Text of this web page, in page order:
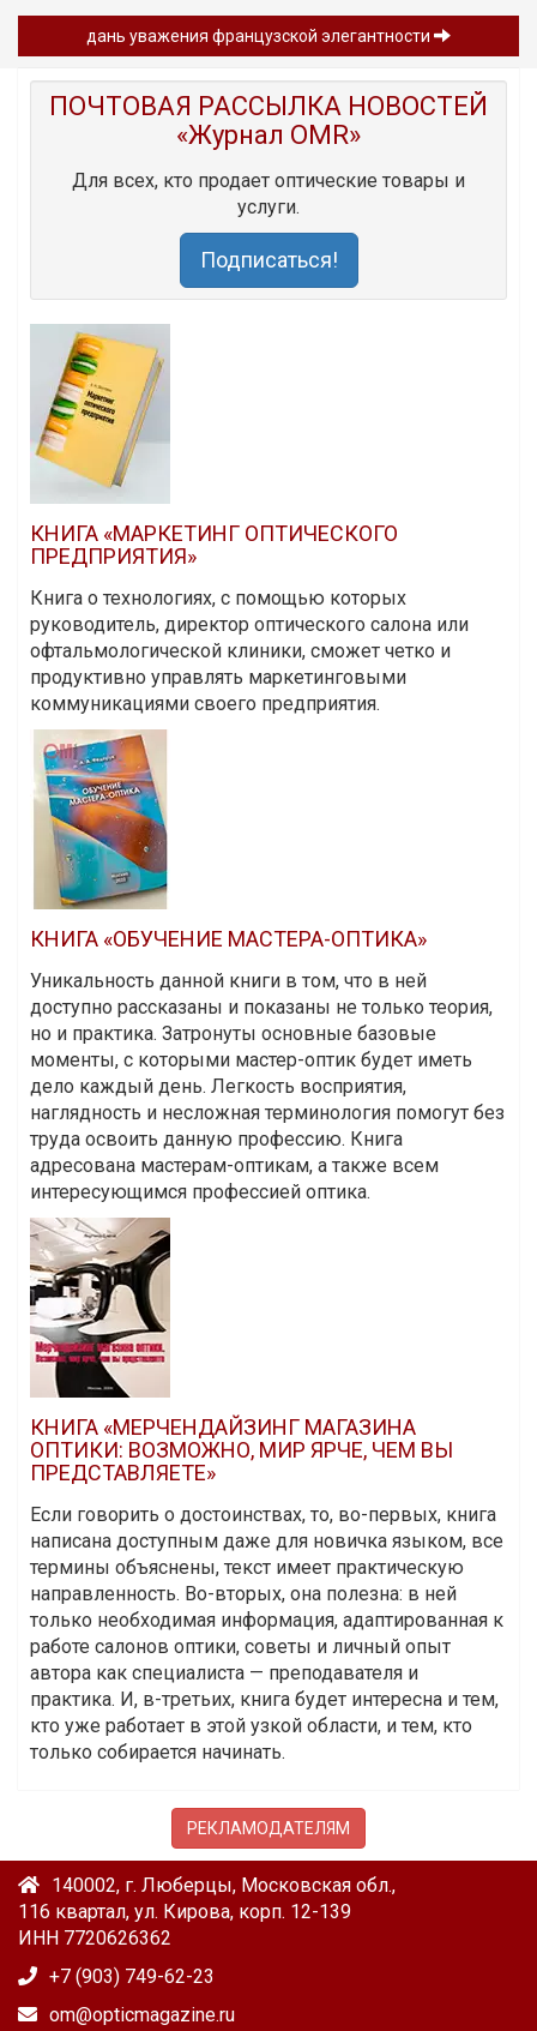
дань уважения французской элегантности
ПОЧТОВАЯ РАССЫЛКА НОВОСТЕЙ
«Журнал OMR»
Для всех, кто продает оптические товары и
услуги.
Подписаться!
КНИГА «МАРКЕТИНГ ОПТИЧЕСКОГО
ПРЕДПРИЯТИЯ»
Книга о технологиях, с помощью которых
руководитель, директор оптического салона или
офтальмологической клиники, сможет четко и
продуктивно управлять маркетинговыми
коммуникациями своего предприятия.
КНИГА «ОБУЧЕНИЕ МАСТЕРА-ОПТИКА»
Уникальность данной книги в том, что в ней
доступно рассказаны и показаны не только теория,
но и практика. Затронуты основные базовые
моменты, с которыми мастер-оптик будет иметь
дело каждый день. Легкость восприятия,
наглядность и несложная терминология помогут без
труда освоить данную профессию. Книга
адресована мастерам-оптикам, а также всем
интересующимся профессией оптика.
КНИГА «МЕРЧЕНДАЙЗИНГ МАГАЗИНА
ОПТИКИ: ВОЗМОЖНО, МИР ЯРЧЕ, ЧЕМ ВЫ
ПРЕДСТАВЛЯЕТЕ»
Если говорить о достоинствах, то, во-первых, книга
написана доступным даже для новичка языком, все
термины объяснены, текст имеет практическую
направленность. Во-вторых, она полезна: в ней
только необходимая информация, адаптированная к
работе салонов оптики, советы и личный опыт
автора как специалиста — преподавателя и
практика. И, в-третьих, книга будет интересна и тем,
кто уже работает в этой узкой области, и тем, кто
только собирается начинать.
РЕКЛАМОДАТЕЛЯМ
140002, г. Люберцы, Московская обл.,
116 квартал, ул. Кирова, корп. 12-139
ИНН 7720626362
+7 (903) 749-62-23
om@opticmagazine.ru